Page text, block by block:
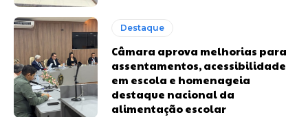
Destaque
Câmara aprova melhorias para
assentamentos, acessibilidade
em escola e homenageia
destaque nacional da
alimentação escolar